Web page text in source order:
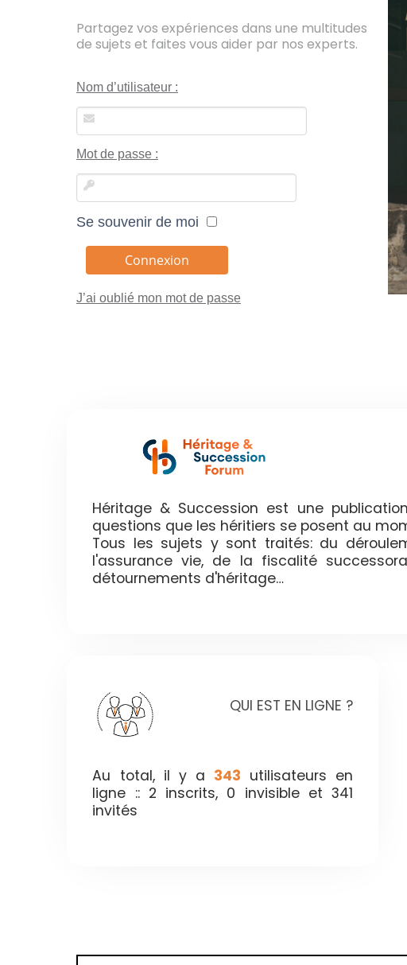
Partagez vos expériences dans une multitudes
de sujets et faites vous aider par nos experts.
Nom d’utilisateur :
Mot de passe :
Se souvenir de moi
J’ai oublié mon mot de passe
Héritage & Succession est une
questions que les héritiers se posent au
Tous les sujets y sont traités: du
l'assurance vie, de la fiscalité
détournements d'héritage…
QUI EST EN LIGNE ?
Au total, il y a 343 utilisateurs en
ligne :: 2 inscrits, 0 invisible et 341
invités